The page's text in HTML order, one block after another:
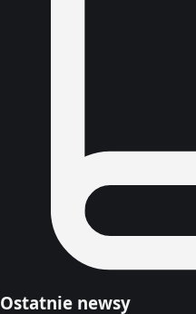
Ostatnie newsy